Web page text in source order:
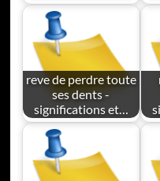
reve de perdre toute
ses dents -
significations et…